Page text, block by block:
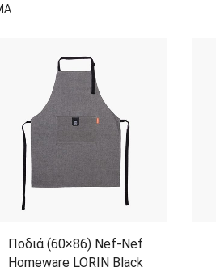
Ποδιά (60×86) Nef-Nef
Homeware LORIN Black